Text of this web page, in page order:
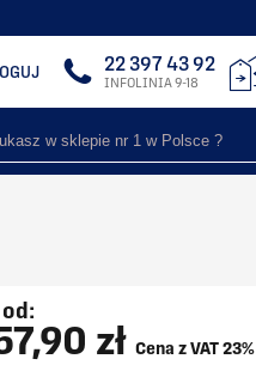
22 397 43 92
INFOLINIA 9-18
w sklepie nr 1 w Polsce ?
zł Cena z VAT 23%